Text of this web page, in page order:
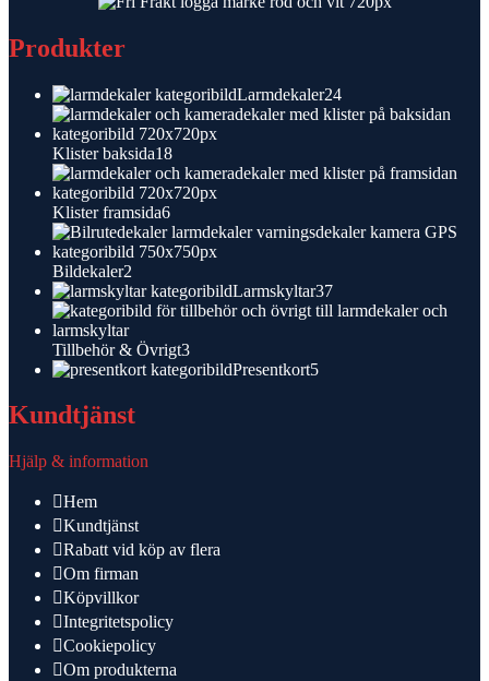
Produkter
Larmdekaler2424
produkter
Klister baksida1818
produkter
Klister framsida66
produkter
Bildekaler2
produkter
Larmskyltar3737
produkter
Tillbehör & Övrigt33
produkterPresentkort55
Kundtjänst
Hjälp & information
Hem
Kundtjänst
Rabatt vid köp av flera
Om firman
Köpvillkor
Integritetspolicy
Cookiepolicy
Om produkterna